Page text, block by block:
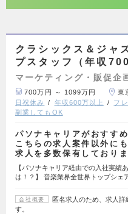
クラシックス＆ジャ
プスタッフ（年収
マーケティング・販促企
700万円 ～ 1099万円 東
日祝休み
年収600万以上 フ
副業してもOK
パソナキャリアがおすす
こちらの求人案件以外に
求人を多数保有しており
【パソナキャリア経由での入社実績
は！？】 音楽業界全世界トップシェ
会社概要
匿名求人のため、求人詳
す。